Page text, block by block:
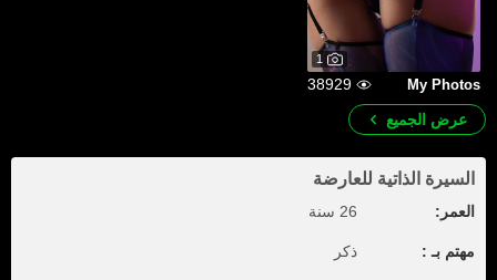
1
My Photos
38929
عرض الجميع
السيرة الذاتية للعارضة
العمر: 26 سنة
مهتم بـ : ذكر